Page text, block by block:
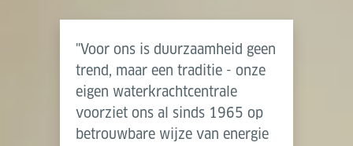
"Voor ons is duurzaamheid geen
trend, maar een traditie - onze
eigen waterkrachtcentrale
voorziet ons al sinds 1965 op
betrouwbare wijze van energie